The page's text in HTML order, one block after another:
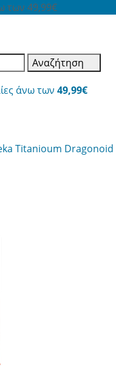
των 49,99€
Αναζήτηση
άνω των 49,99€
Titanioum Dragonoid